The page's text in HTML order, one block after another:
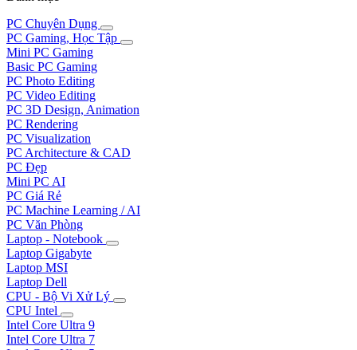
PC Chuyên Dụng
PC Gaming, Học Tập
Mini PC Gaming
Basic PC Gaming
PC Photo Editing
PC Video Editing
PC 3D Design, Animation
PC Rendering
PC Visualization
PC Architecture & CAD
PC Đẹp
Mini PC AI
PC Giá Rẻ
PC Machine Learning / AI
PC Văn Phòng
Laptop - Notebook
Laptop Gigabyte
Laptop MSI
Laptop Dell
CPU - Bộ Vi Xử Lý
CPU Intel
Intel Core Ultra 9
Intel Core Ultra 7